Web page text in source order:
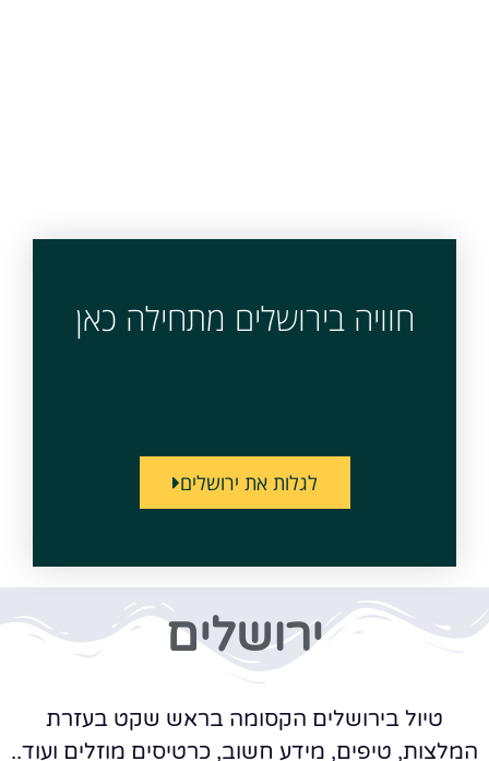
חוויה בירושלים מתחילה כאן
לגלות את ירושלים
ירושלים
טיול בירושלים הקסומה בראש שקט בעזרת
המלצות, טיפים, מידע חשוב, כרטיסים מוזלים ועוד..